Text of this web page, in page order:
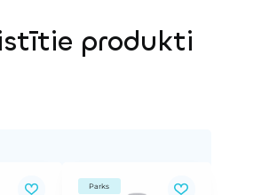
produkti
Parks